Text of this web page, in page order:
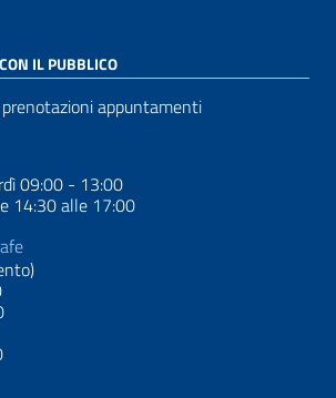
IL PUBBLICO
appuntamenti
09:00 - 13:00
14:30 alle 17:00